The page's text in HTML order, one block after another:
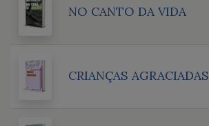
NO CANTO DA VIDA
CRIANÇAS AGRACIADAS